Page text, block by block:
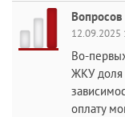
12.09.2025
Во-
ЖКУ доля
оплату